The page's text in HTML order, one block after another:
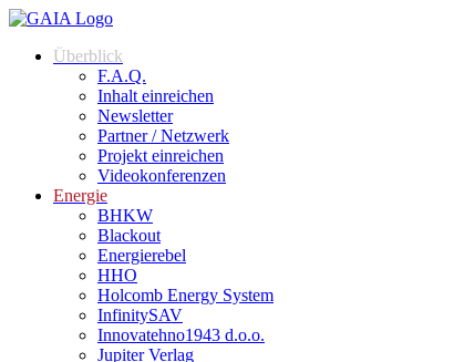
Überblick
F.A.Q.
Inhalt einreichen
Newsletter
Partner / Netzwerk
Projekt einreichen
Videokonferenzen
Energie
BHKW
Blackout
Energierebel
HHO
Holcomb Energy System
InfinitySAV
Innovatehno1943 d.o.o.
Jupiter Verlag